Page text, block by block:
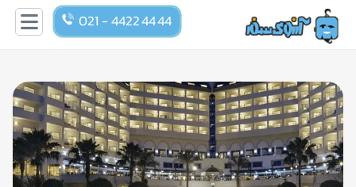
021 - 4422 44 44